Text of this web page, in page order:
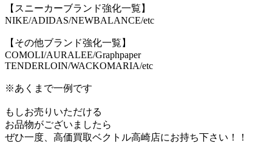
【スニーカーブランド強化一覧】
NIKE/ADIDAS/NEWBALANCE/etc
【その他ブランド強化一覧】
COMOLI/AURALEE/Graphpaper
TENDERLOIN/WACKOMARIA/etc
※あくまで一例です
もしお売りいただける
お品物がございましたら
ぜひ一度、高価買取ベクトル高崎店にお持ち下さい！！